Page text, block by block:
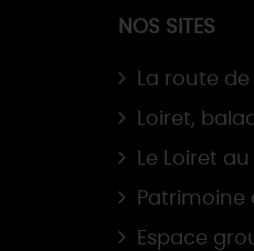
NOS SITES
La route de
Loiret,
Le Loiret
Patrimoine
Espace